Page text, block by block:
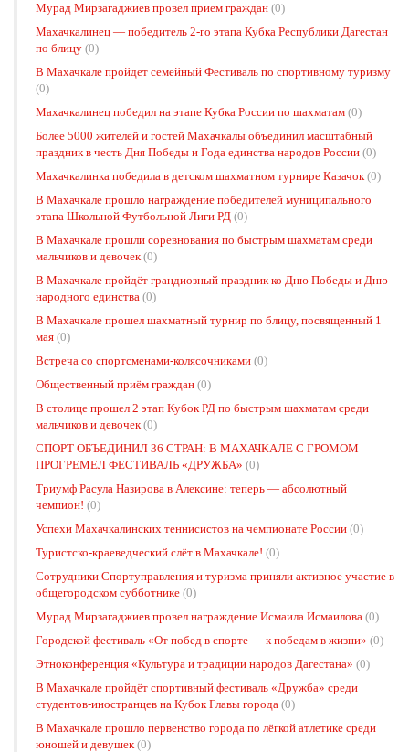
Мурад Мирзагаджиев провел прием граждан (0)
Махачкалинец — победитель 2-го этапа Кубка Республики Дагестан
по блицу (0)
В Махачкале пройдет семейный Фестиваль по спортивному туризму
(0)
Махачкалинец победил на этапе Кубка России по шахматам (0)
Более 5000 жителей и гостей Махачкалы объединил масштабный
праздник в честь Дня Победы и Года единства народов России (0)
Махачкалинка победила в детском шахматном турнире Казачок(0)
В Махачкале прошло награждение победителей муниципального
этапа Школьной Футбольной Лиги РД (0)
В Махачкале прошли соревнования по быстрым шахматам среди
мальчиков и девочек(0)
В Махачкале пройдёт грандиозный праздник ко Дню Победы и Дню
народного единства (0)
В Махачкале прошел шахматный турнир по блицу, посвященный 1
мая (0)
Встреча со спортсменами-колясочниками (0)
Общественный приём граждан (0)
В столице прошел 2 этап Кубок РД по быстрым шахматам среди
мальчиков и девочек(0)
СПОРТ ОБЪЕДИНИЛ 36 СТРАН: В МАХАЧКАЛЕ С ГРОМОМ
ПРОГРЕМЕЛ ФЕСТИВАЛЬ «ДРУЖБА» (0)
Триумф Расула Назирова в Алексине: теперь — абсолютный
чемпион! (0)
Успехи Махачкалинских теннисистов на чемпионате России (0)
Туристско-краеведческий слёт в Махачкале! (0)
Сотрудники Спортуправления и туризма приняли активное участие в
общегородском субботнике (0)
Мурад Мирзагаджиев провел награждение Исмаила Исмаилова (0)
Городской фестиваль «От побед в спорте — к победам в жизни» (0)
Этноконференция «Культура и традиции народов Дагестана» (0)
В Махачкале пройдёт спортивный фестиваль «Дружба» среди
студентов-иностранцев на Кубок Главы города (0)
В Махачкале прошло первенство города по лёгкой атлетике среди
юношей и девушек(0)